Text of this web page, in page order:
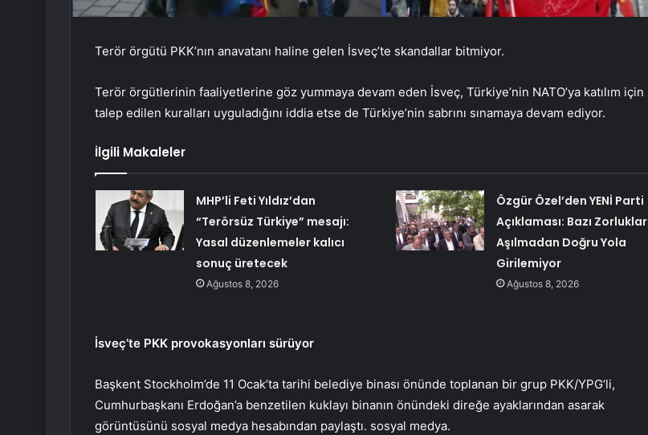
Terör örgütü PKK’nın anavatanı haline gelen İsveç’te skandallar bitmiyor.
Terör örgütlerinin faaliyetlerine göz yummaya devam eden İsveç, Türkiye’nin NATO’ya katılım için
talep edilen kuralları uyguladığını iddia etse de Türkiye’nin sabrını sınamaya devam ediyor.
İlgili Makaleler
MHP’li Feti Yıldız’dan
“Terörsüz Türkiye” mesajı:
Yasal düzenlemeler kalıcı
sonuç üretecek
Ağustos 8, 2026
Özgür Özel’den YENİ Parti
Açıklaması: Bazı Zorluklar
Aşılmadan Doğru Yola
Girilemiyor
Ağustos 8, 2026
İsveç’te PKK provokasyonları sürüyor
Başkent Stockholm’de 11 Ocak’ta tarihi belediye binası önünde toplanan bir grup PKK/YPG’li,
Cumhurbaşkanı Erdoğan’a benzetilen kuklayı binanın önündeki direğe ayaklarından asarak
görüntüsünü sosyal medya hesabından paylaştı. sosyal medya.